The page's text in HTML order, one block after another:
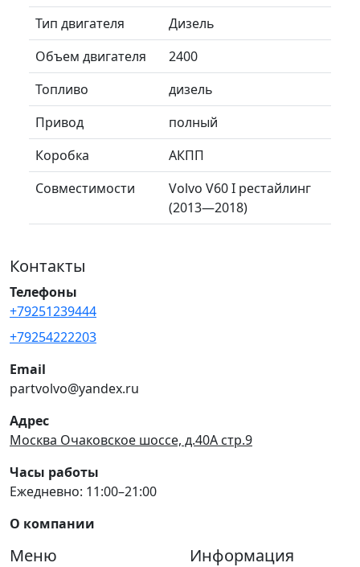
Тип двигателя
Дизель
Объем двигателя
2400
Топливо
дизель
Привод
полный
Коробка
АКПП
Совместимости
Volvo V60 I рестайлинг
(2013—2018)
Контакты
Телефоны
+79251239444
+79254222203
Email
partvolvo@yandex.ru
Адрес
Москва Очаковское шоссе, д.40А стр.9
Часы работы
Ежедневно: 11:00–21:00
О компании
Меню Информация